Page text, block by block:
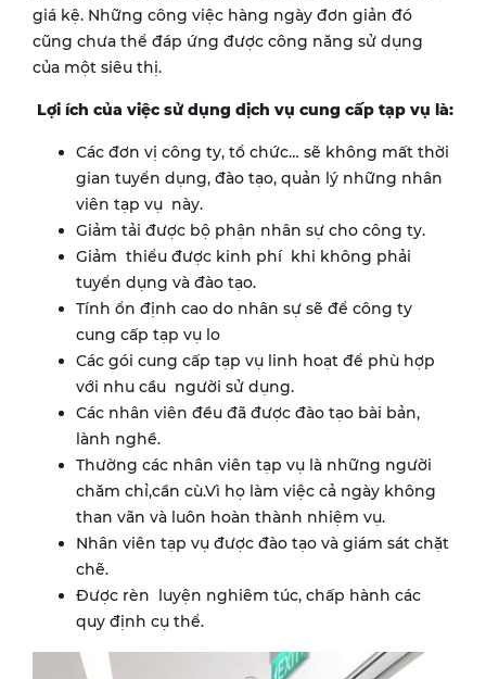
giá kệ. Những công việc hàng ngày đơn giản đó
cũng chưa thể đáp ứng được công năng sử dụng
của một siêu thị.
Lợi ích của việc sử dụng dịch vụ cung cấp tạp vụ là:
Các đơn vị công ty, tổ chức… sẽ không mất thời
gian tuyển dụng, đào tạo, quản lý những nhân
viên tạp vụ này.
Giảm tải được bộ phận nhân sự cho công ty.
Giảm thiểu được kinh phí khi không phải
tuyển dụng và đào tạo.
Tính ổn định cao do nhân sự sẽ để công ty
cung cấp tạp vụ lo
Các gói cung cấp tạp vụ linh hoạt để phù hợp
với nhu cầu người sử dụng.
Các nhân viên đều đã được đào tạo bài bản,
lành nghề.
Thường các nhân viên tạp vụ là những người
chăm chỉ,cần cù.Vì họ làm việc cả ngày không
than vãn và luôn hoàn thành nhiệm vụ.
Nhân viên tạp vụ được đào tạo và giám sát chặt
chẽ.
Được rèn luyện nghiêm túc, chấp hành các
quy định cụ thể.